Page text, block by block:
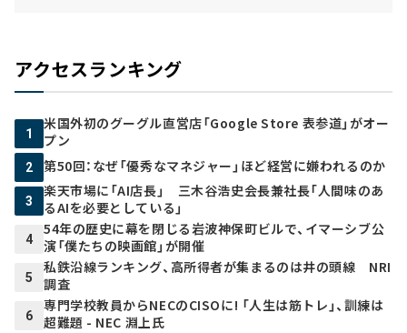
アクセスランキング
1
米国外初のグーグル直営店「Google Store 表参道」がオー
プン
2 第50回：なぜ「優秀なマネジャー」ほど経営に嫌われるのか
3
楽天市場に「AI店長」 三木谷浩史会長兼社長「人間味のあ
るAIを必要としている」
4
54年の歴史に幕を閉じる岩波神保町ビルで、イマーシブ公
演「僕たちの映画館」が開催
5
私鉄沿線ランキング、高所得者が集まるのは井の頭線 NRI
調査
6
専門学校教員からNECのCISOに! 「人生は筋トレ」、訓練は
超難題 - NEC 淵上氏